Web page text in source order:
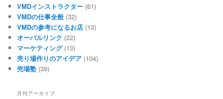
VMDインストラクター (61)
VMDの仕事全般 (32)
VMDの参考になるお店 (13)
オーバルリンク (22)
マーケティング(13)
売り場作りのアイデア (104)
売場塾 (39)
月刊アーカイブ